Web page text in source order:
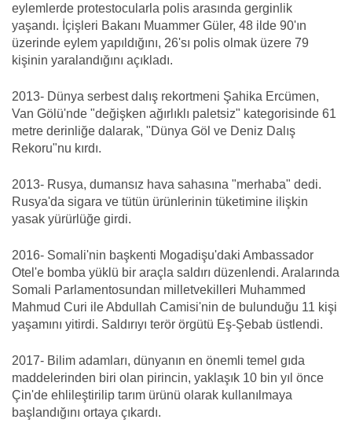
eylemlerde protestocularla polis arasında gerginlik
yaşandı. İçişleri Bakanı Muammer Güler, 48 ilde 90'ın
üzerinde eylem yapıldığını, 26'sı polis olmak üzere 79
kişinin yaralandığını açıkladı.
2013- Dünya serbest dalış rekortmeni Şahika Ercümen,
Van Gölü'nde "değişken ağırlıklı paletsiz" kategorisinde 61
metre derinliğe dalarak, "Dünya Göl ve Deniz Dalış
Rekoru"nu kırdı.
2013- Rusya, dumansız hava sahasına "merhaba" dedi.
Rusya'da sigara ve tütün ürünlerinin tüketimine ilişkin
yasak yürürlüğe girdi.
2016- Somali'nin başkenti Mogadişu'daki Ambassador
Otel'e bomba yüklü bir araçla saldırı düzenlendi. Aralarında
Somali Parlamentosundan milletvekilleri Muhammed
Mahmud Curi ile Abdullah Camisi'nin de bulunduğu 11 kişi
yaşamını yitirdi. Saldırıyı terör örgütü Eş-Şebab üstlendi.
2017- Bilim adamları, dünyanın en önemli temel gıda
maddelerinden biri olan pirincin, yaklaşık 10 bin yıl önce
Çin'de ehlileştirilip tarım ürünü olarak kullanılmaya
başlandığını ortaya çıkardı.